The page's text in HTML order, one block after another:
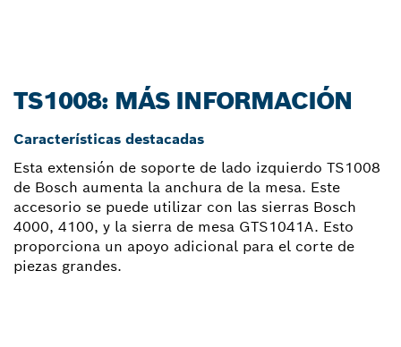
TS1008: MÁS INFORMACIÓN
Características destacadas
Esta extensión de soporte de lado izquierdo TS1008
de Bosch aumenta la anchura de la mesa. Este
accesorio se puede utilizar con las sierras Bosch
4000, 4100, y la sierra de mesa GTS1041A. Esto
proporciona un apoyo adicional para el corte de
piezas grandes.